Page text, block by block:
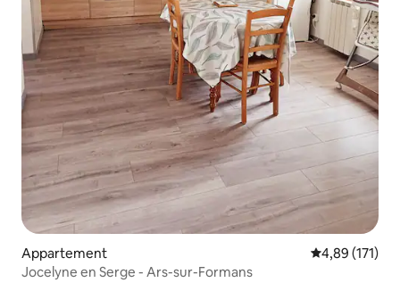
Appartement Gemiddelde
4,89 (171)
Jocelyne en Serge - Ars-sur-Formans